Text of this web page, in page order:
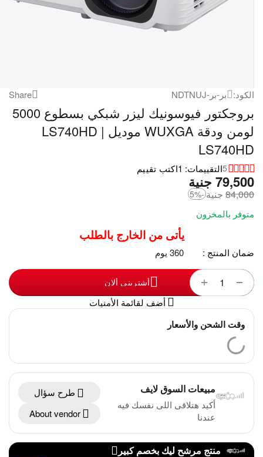
الكود: بر-بر-NDTNUJ Share
بروجكتور فيوسونيك ليزر شبكي بسطوع 5000
لومن ودقة WUXGA موديل LS740HD |
LS740HD
5التقييمات: 1 اكتب تقييم
جنية 79,500
جنية 84,000
-5%
متوفر بالمخزون
يأتى من الخارج بالطلب
ضمان المنتج : 360 يوم
+ − أشترينى ألان
أضف لقائمة الأمنيات
وقت الشحن والأسعار
مبيعات السوق لايف
أكيد هتلاقى اللى نفسك فيه
عندنا
طرح سؤال
About vendor
منتج مرشح ليك بخصم كبير